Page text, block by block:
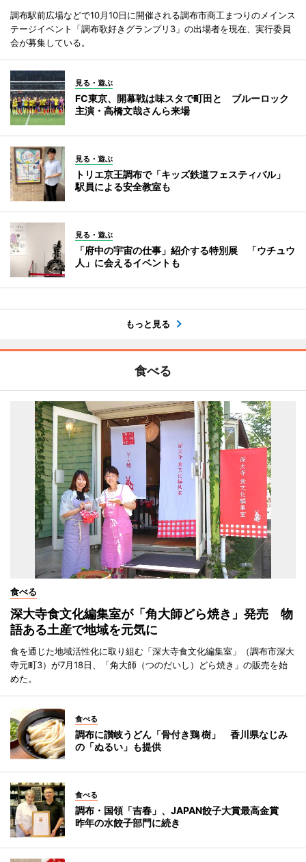
調布駅前広場などで10月10日に開催される調布市商工まつりのメインス
テージイベント「調布歌好きグランプリ3」の出場者を現在、実行委員
会が募集している。
見る・遊ぶ
FC東京、開幕戦は味スタで町田と ブルーロック
主演・高橋文哉さんら来場
見る・遊ぶ
トリエ京王調布で「キッズ鉄道フェスティバル」
駅員による安全教室も
見る・遊ぶ
「府中の宇宙の仕事」紹介する特別展 「ウチュウ
人」に会えるイベントも
もっと見る
食べる
食べる
深大寺食文化編集室が「角大師どら焼き」発売 物
語ある土産で地域を元気に
食を通じた地域活性化に取り組む「深大寺食文化編集室」（調布市深大
寺元町3）が7月18日、「角大師（つのだいし）どら焼き」の販売を始
めた。
食べる
調布に讃岐うどん「骨付き鶏 樹」 香川県なじみ
の「ぬるい」も提供
食べる
調布・国領「吉春」、JAPAN餃子大賞最高金賞
昨年の水餃子部門に続き